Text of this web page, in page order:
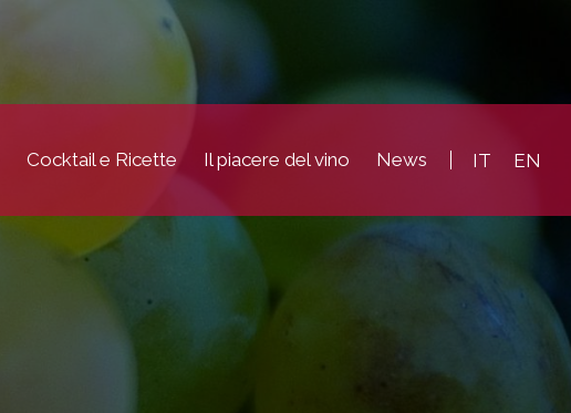
Cocktail e Ricette Il piacere del vino News IT EN